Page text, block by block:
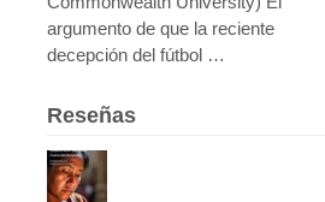
argumento de que la reciente
decepción del fútbol …
Reseñas